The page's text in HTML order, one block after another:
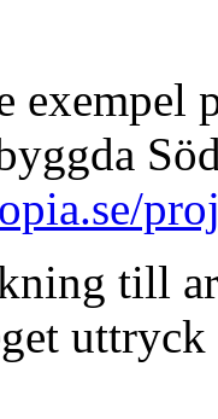
exempel
till